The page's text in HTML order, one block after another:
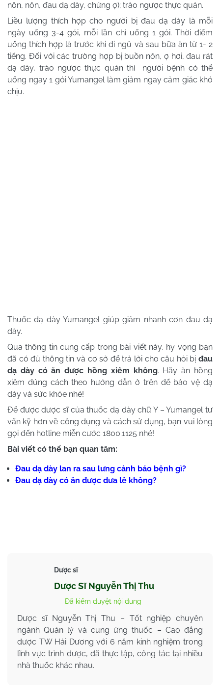
nôn, nôn, đau dạ dày, chứng ợ); trào ngược thực quản.
Liều lượng thích hợp cho người bị đau dạ dày là mỗi
ngày uống 3-4 gói, mỗi lần chỉ uống 1 gói. Thời điểm
uống thích hợp là trước khi đi ngủ và sau bữa ăn từ 1- 2
tiếng. Đối với các trường hợp bị buồn nôn, ợ hơi, đau rát
dạ dày, trào ngược thực quản thì người bệnh có thể
uống ngay 1 gói Yumangel làm giảm ngay cảm giác khó
chịu.
Thuốc dạ dày Yumangel giúp giảm nhanh cơn đau dạ
dày.
Qua thông tin cung cấp trong bài viết này, hy vọng bạn
đã có đủ thông tin và cơ sở để trả lời cho câu hỏi bị đau
dạ dày có ăn được hồng xiêm không. Hãy ăn hồng
xiêm đúng cách theo hướng dẫn ở trên để bảo vệ dạ
dày và sức khỏe nhé!
Để được dược sĩ của thuốc dạ dày chữ Y – Yumangel tư
vấn kỹ hơn về công dụng và cách sử dụng, bạn vui lòng
gọi đến hotline miễn cước 1800.1125 nhé!
Bài viết có thể bạn quan tâm:
Đau dạ dày lan ra sau lưng cảnh báo bệnh gì?
Đau dạ dày có ăn được dưa lê không?
Dược sĩ
Dược Sĩ Nguyễn Thị Thu
Đã kiểm duyệt nội dung
Dược sĩ Nguyễn Thị Thu – Tốt nghiệp chuyên
ngành Quản lý và cung ứng thuốc – Cao đẳng
dược TW Hải Dương với 6 năm kinh nghiệm trong
lĩnh vực trình dược, đã thực tập, công tác tại nhiều
nhà thuốc khác nhau.